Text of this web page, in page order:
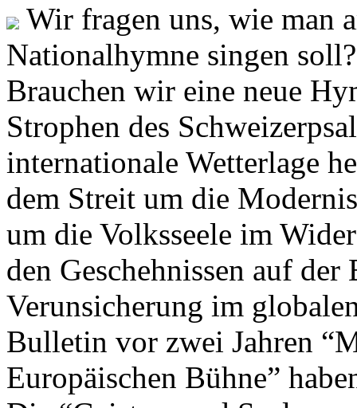
Wir fragen uns, wie man
Nationalhymne singen
Brauchen wir eine neue
Strophen des
internationale Wetterlage
dem Streit um die
um die Volksseele im
den Geschehnissen auf
Verunsicherung im
Bulletin vor zwei Jahren
Europäischen Bühne”